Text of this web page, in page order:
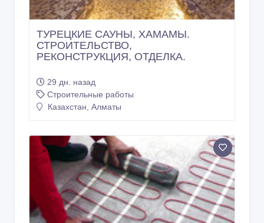
ТУРЕЦКИЕ САУНЫ, ХАМАМЫ.
СТРОИТЕЛЬСТВО,
РЕКОНСТРУКЦИЯ, ОТДЕЛКА.
29 дн. назад
Строительные работы
Казахстан, Алматы